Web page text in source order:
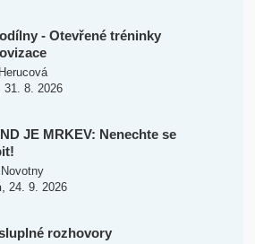
- Otevřené tréninky
31. 8. 2026
JE MRKEV: Nenechte se
, 24. 9. 2026
rozhovory